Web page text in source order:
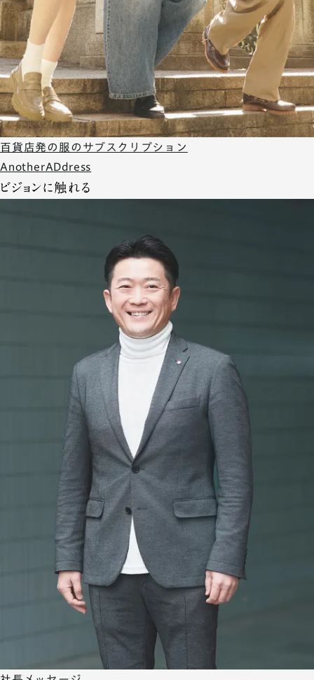
百貨店発の服のサブスクリプション
AnotherADdress
ビジョンに触れる